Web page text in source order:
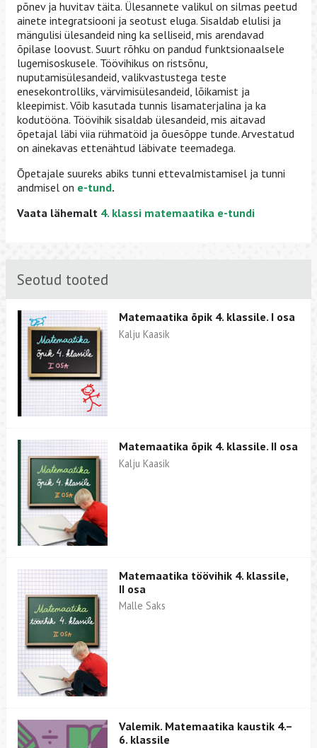
põnev ja huvitav täita. Ülesannete valikul on silmas peetud
ainete integratsiooni ja seotust eluga. Sisaldab elulisi ja
mängulisi ülesandeid ning ka selliseid, mis arendavad
õpilase loovust. Suurt rõhku on pandud funktsionaalsele
lugemisoskusele. Töövihikus on ristsõnu,
nuputamisülesandeid, valikvastustega teste
enesekontrolliks, värvimisülesandeid, lõikamist ja
kleepimist. Võib kasutada tunnis lisamaterjalina ja ka
kodutööna. Töövihik sisaldab ülesandeid, mis aitavad
õpetajal läbi viia rühmatöid ja õuesõppe tunde. Arvestatud
on ainekavas ettenähtud läbivate teemadega.
Õpetajale suureks abiks tunni ettevalmistamisel ja tunni
andmisel on e-tund.
Vaata lähemalt 4. klassi matemaatika e-tundi
Seotud tooted
Matemaatika õpik 4. klassile. I osa
Kalju Kaasik
Matemaatika õpik 4. klassile. II osa
Kalju Kaasik
Matemaatika töövihik 4. klassile,
II osa
Malle Saks
Valemik. Matemaatika kaustik 4.–
6. klassile